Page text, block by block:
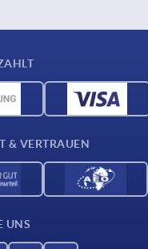
& VERTRAUEN
UNS